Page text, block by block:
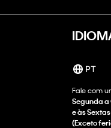
PT
Fale com
Segunda
e às
(Exceto